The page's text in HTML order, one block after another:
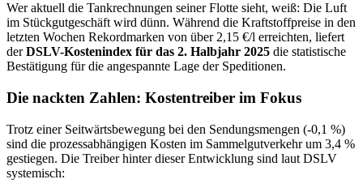
Wer aktuell die Tankrechnungen seiner Flotte sieht, weiß: Die Luft
im Stückgutgeschäft wird dünn. Während die Kraftstoffpreise in den
letzten Wochen Rekordmarken von über 2,15 €/l erreichten, liefert
derDSLV-Kostenindex für das 2. Halbjahr 2025 die statistische
Bestätigung für die angespannte Lage der Speditionen.
Die nackten Zahlen: Kostentreiber im Fokus
Trotz einer Seitwärtsbewegung bei den Sendungsmengen (-0,1 %)
sind die prozessabhängigen Kosten im Sammelgutverkehr um 3,4 %
gestiegen. Die Treiber hinter dieser Entwicklung sind laut DSLV
systemisch: